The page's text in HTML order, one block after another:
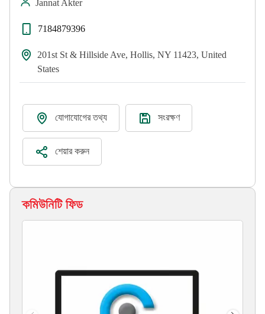
Jannat Akter
7184879396
201st St & Hillside Ave, Hollis, NY 11423, United
States
যোগাযোগের তথ্য সংরক্ষণ
শেয়ার করুন
কমিউনিটি ফিড